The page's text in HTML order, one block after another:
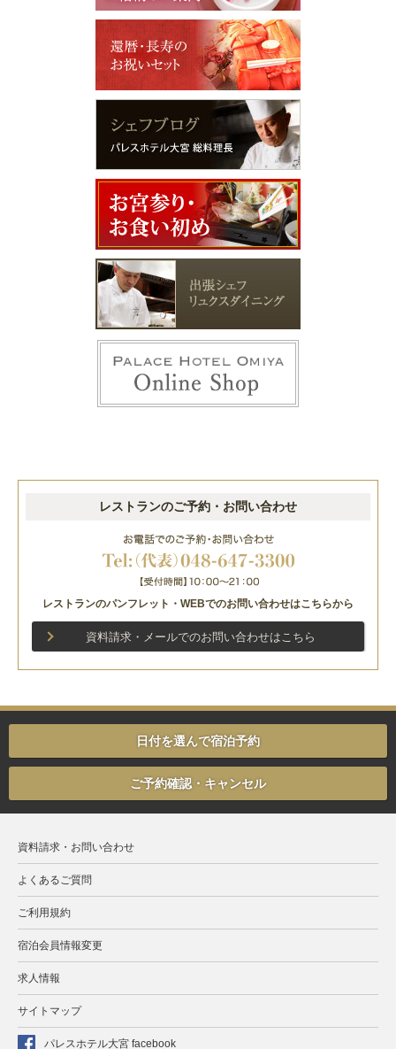
レストランのご予約・お問い合わせ
レストランのパンフレット・WEBでのお問い合わせはこちらから
資料請求・メールでのお問い合わせはこちら
日付を選んで宿泊予約
ご予約確認・キャンセル
資料請求・お問い合わせ
よくあるご質問
ご利用規約
宿泊会員情報変更
求人情報
サイトマップ
パレスホテル大宮 facebook